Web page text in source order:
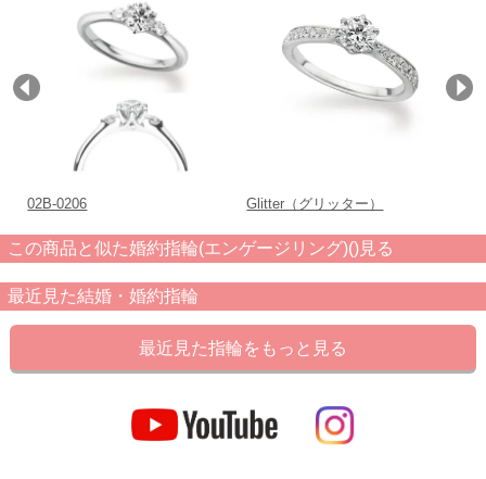
02B-0206 Glitter（グリッター）
この商品と似た婚約指輪(エンゲージリング)()見る
最近見た結婚・婚約指輪
最近見た指輪をもっと見る